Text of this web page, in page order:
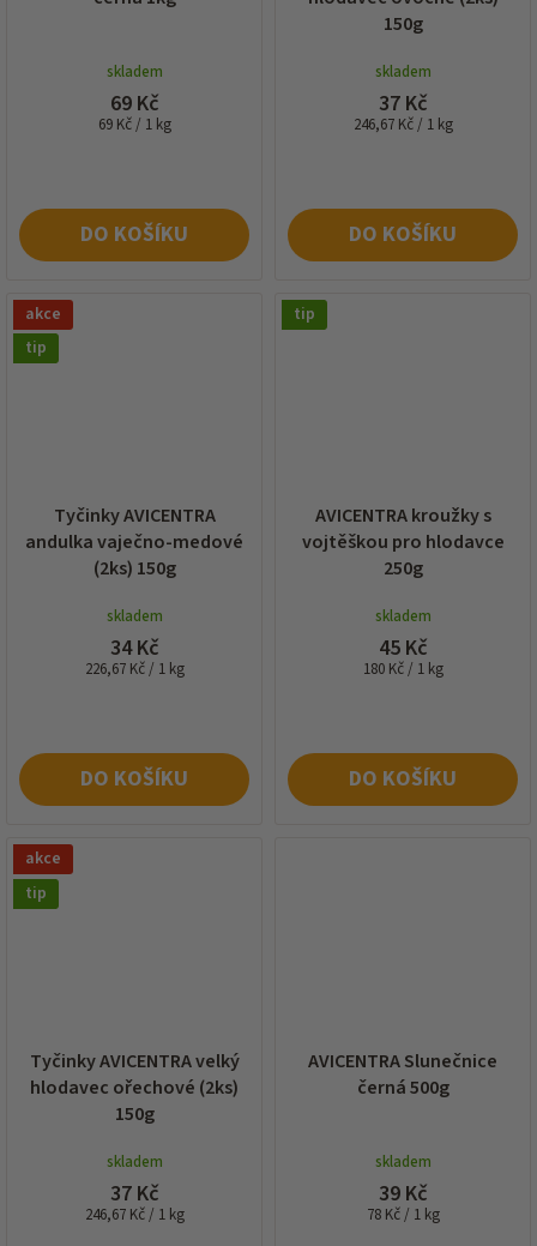
skladem
69 Kč
Měrná
69 Kč / 1 kg
DO KOŠÍKU
150g
skladem
37 Kč
Měrná
246,67 Kč / 1 kg
DO KOŠÍKU
akce
tip
Tyčinky AVICENTRA
andulka vaječno-medové
(2ks) 150g
skladem
34 Kč
Měrná
226,67 Kč / 1 kg
DO KOŠÍKU
tip
AVICENTRA kroužky s
vojtěškou pro hlodavce
250g
skladem
45 Kč
Měrná
180 Kč / 1 kg
DO KOŠÍKU
akce
tip
Tyčinky AVICENTRA velký
hlodavec ořechové (2ks)
150g
skladem
37 Kč
Měrná
246,67 Kč / 1 kg
AVICENTRA Slunečnice
černá 500g
skladem
39 Kč
Měrná
78 Kč / 1 kg